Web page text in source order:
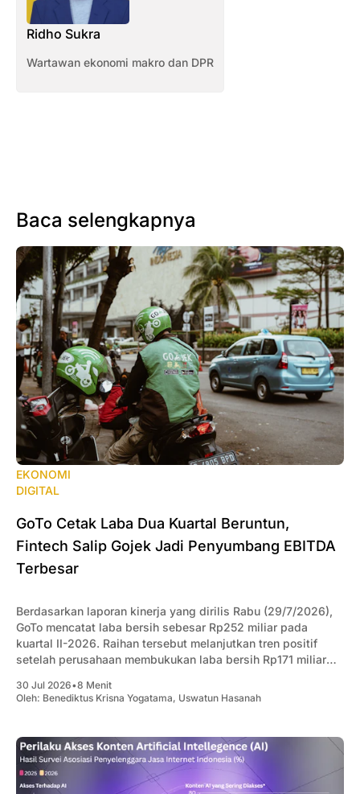
Ridho Sukra
Wartawan ekonomi makro dan DPR
Baca selengkapnya
EKONOMI
DIGITAL
‎GoTo Cetak Laba Dua Kuartal Beruntun,
Fintech Salip Gojek Jadi Penyumbang EBITDA
Terbesar
‎Berdasarkan laporan kinerja yang dirilis Rabu (29/7/2026),
GoTo mencatat laba bersih sebesar Rp252 miliar pada
kuartal II-2026. Raihan tersebut melanjutkan tren positif
setelah perusahaan membukukan laba bersih Rp171 miliar
30 Jul 2026•8 Menit
Oleh: Benediktus Krisna Yogatama, Uswatun Hasanah